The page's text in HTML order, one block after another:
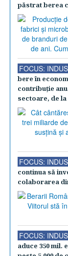
păstrat berea
FOCUS:
bere în
contribuţie
sectoare, de
FOCUS:
continua să
colaborarea
FOCUS:
aduce 350 mil.